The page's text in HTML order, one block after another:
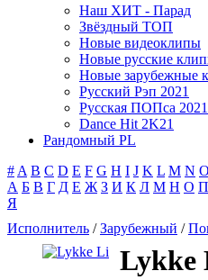
Наш ХИТ - Парад
Звёздный ТОП
Новые видеоклипы
Новые русские
Новые зарубежные
Русский Рэп 2021
Русская ПОПса 2021
Dance Hit 2K21
Рандомный PL
# A B C D E F G H I J K L M N O
А Б В Г Д Е Ж З И К Л М Н О П
Я
Исполнитель /Зарубежный /
Lykke